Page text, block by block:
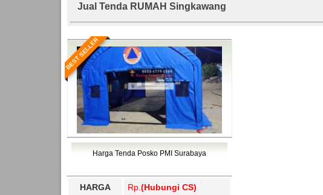
Jual Tenda RUMAH Singkawang
BEST SELLER
Harga Tenda Posko PMI Surabaya
HARGA Rp. (Hubungi CS)